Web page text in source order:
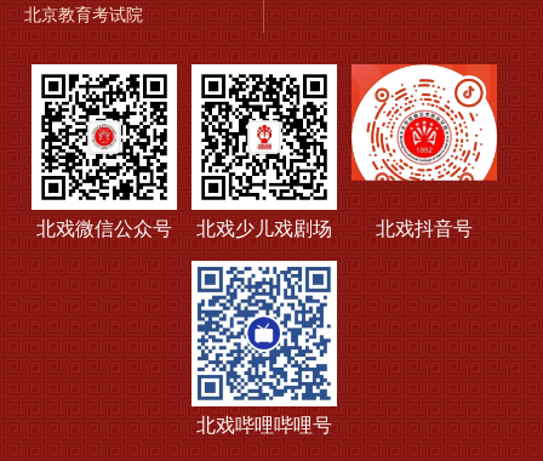
北京教育考试院
北戏微信公众号 北戏少儿戏剧场 北戏抖音号
北戏哔哩哔哩号